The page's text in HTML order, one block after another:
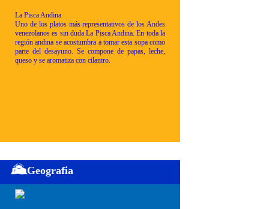
La Pisca Andina
Uno de los platos más representativos de los Andes
venezolanos es sin duda La Pisca Andina. En toda la
región andina se acostumbra a tomar esta sopa como
parte del desayuno. Se compone de papas, leche,
queso y se aromatiza con cilantro.
Geografia